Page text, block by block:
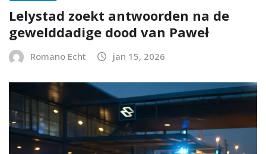
Lelystad zoekt antwoorden na de
gewelddadige dood van Paweł
Romano Echt jan 15, 2026